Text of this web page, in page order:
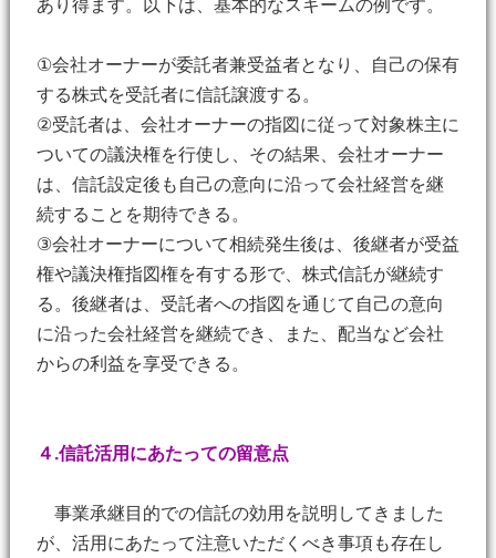
あり得ます。以下は、基本的なスキームの例です。
①会社オーナーが委託者兼受益者となり、自己の保有
する株式を受託者に信託譲渡する。
②受託者は、会社オーナーの指図に従って対象株主に
ついての議決権を行使し、その結果、会社オーナー
は、信託設定後も自己の意向に沿って会社経営を継
続することを期待できる。
③会社オーナーについて相続発生後は、後継者が受益
権や議決権指図権を有する形で、株式信託が継続す
る。後継者は、受託者への指図を通じて自己の意向
に沿った会社経営を継続でき、また、配当など会社
からの利益を享受できる。
４.信託活用にあたっての留意点
事業承継目的での信託の効用を説明してきました
が、活用にあたって注意いただくべき事項も存在し